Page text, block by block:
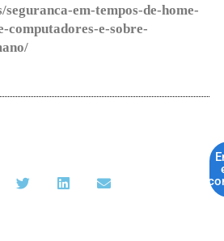
em-tempos-de-home-
computadores-e-sobre-